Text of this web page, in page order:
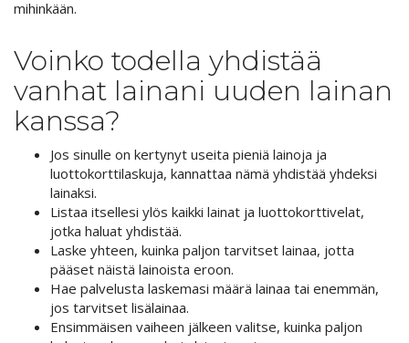
mihinkään.
Voinko todella yhdistää
vanhat lainani uuden lainan
kanssa?
Jos sinulle on kertynyt useita pieniä lainoja ja
luottokorttilaskuja, kannattaa nämä yhdistää yhdeksi
lainaksi.
Listaa itsellesi ylös kaikki lainat ja luottokorttivelat,
jotka haluat yhdistää.
Laske yhteen, kuinka paljon tarvitset lainaa, jotta
pääset näistä lainoista eroon.
Hae palvelusta laskemasi määrä lainaa tai enemmän,
jos tarvitset lisälainaa.
Ensimmäisen vaiheen jälkeen valitse, kuinka paljon